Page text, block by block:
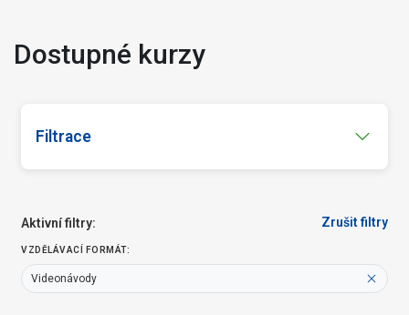
Dostupné kurzy
Filtrace
Úředníci
Vzdělavatelé
Vzdělávací formát
Aktivní filtry: Zrušit filtry
VZDĚLÁVACÍ FORMÁT:
Videonávody